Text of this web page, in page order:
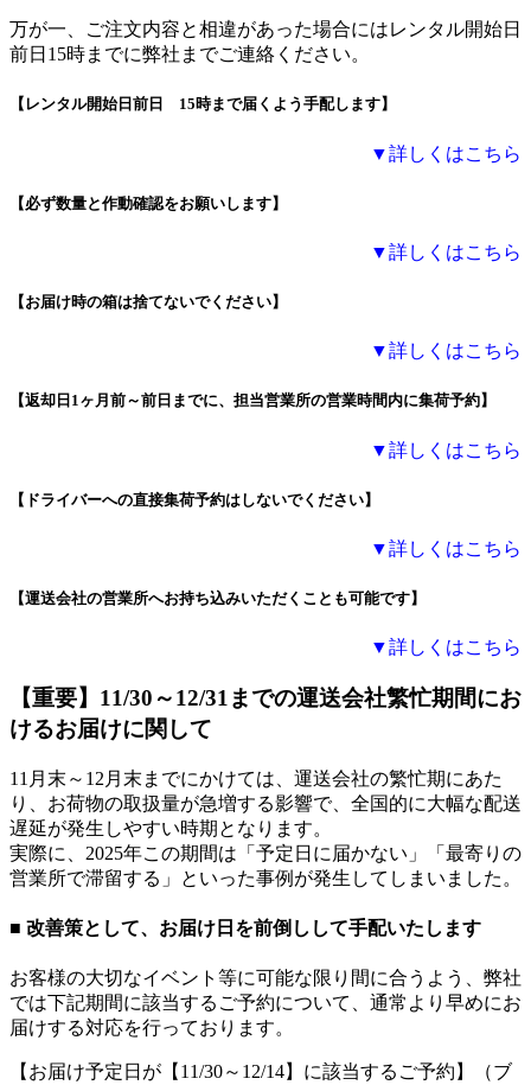
万が一、ご注文内容と相違があった場合にはレンタル開始日
前日15時までに弊社までご連絡ください。
【レンタル開始日前日 15時まで届くよう手配します】
▼詳しくはこちら
【必ず数量と作動確認をお願いします】
▼詳しくはこちら
【お届け時の箱は捨てないでください】
▼詳しくはこちら
【返却日1ヶ月前～前日までに、担当営業所の営業時間内に集荷予約】
▼詳しくはこちら
【ドライバーへの直接集荷予約はしないでください】
▼詳しくはこちら
【運送会社の営業所へお持ち込みいただくことも可能です】
▼詳しくはこちら
【重要】 11/30～12/31までの運送会社繁忙期間にお
けるお届けに関して
11月末～12月末までにかけては、運送会社の繁忙期にあた
り、お荷物の取扱量が急増する影響で、全国的に大幅な配送
遅延が発生しやすい時期となります。
実際に、2025年この期間は「予定日に届かない」「最寄りの
営業所で滞留する」といった事例が発生してしまいました。
■ 改善策として、お届け日を前倒しして手配いたします
お客様の大切なイベント等に可能な限り間に合うよう、弊社
では下記期間に該当するご予約について、通常より早めにお
届けする対応を行っております。
【お届け予定日が【11/30～12/14】に該当するご予約】
（ブ